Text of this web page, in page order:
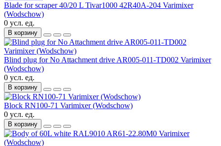
Blade for scraper 40/20 L Tivar1000 42R40A-204 Varimixer
(Wodschow)
0 усл. ед.
В корзину
Blind plug for No Attachment drive AR005-011-TD002 Varimixer
(Wodschow)
0 усл. ед.
В корзину
Block RN100-71 Varimixer (Wodschow)
0 усл. ед.
В корзину